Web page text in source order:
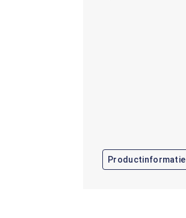
Productinformatie